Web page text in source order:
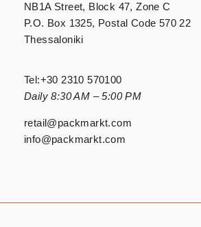
NB1A Street, Block 47, Zone C
P.O. Box 1325, Postal Code 570 22
Thessaloniki
Tel:+30 2310 570100
Daily 8:30 AM – 5:00 PM
retail@packmarkt.com
info@packmarkt.com